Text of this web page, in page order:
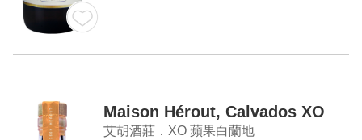
Maison Hérout, Calvados XO
艾胡酒莊．XO 蘋果白蘭地